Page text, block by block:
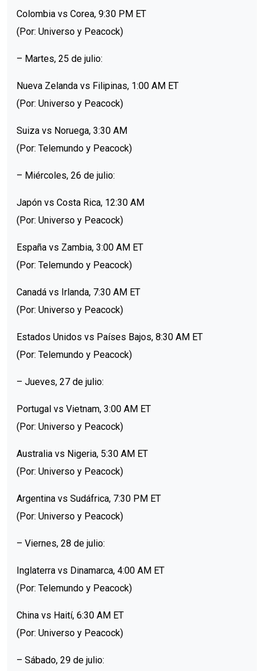
Colombia vs Corea, 9:30 PM ET
(Por: Universo y Peacock)
– Martes, 25 de julio:
Nueva Zelanda vs Filipinas, 1:00 AM ET
(Por: Universo y Peacock)
Suiza vs Noruega, 3:30 AM
(Por: Telemundo y Peacock)
– Miércoles, 26 de julio:
Japón vs Costa Rica, 12:30 AM
(Por: Universo y Peacock)
España vs Zambia, 3:00 AM ET
(Por: Telemundo y Peacock)
Canadá vs Irlanda, 7:30 AM ET
(Por: Universo y Peacock)
Estados Unidos vs Países Bajos, 8:30 AM ET
(Por: Telemundo y Peacock)
– Jueves, 27 de julio:
Portugal vs Vietnam, 3:00 AM ET
(Por: Universo y Peacock)
Australia vs Nigeria, 5:30 AM ET
(Por: Universo y Peacock)
Argentina vs Sudáfrica, 7:30 PM ET
(Por: Universo y Peacock)
– Viernes, 28 de julio:
Inglaterra vs Dinamarca, 4:00 AM ET
(Por: Telemundo y Peacock)
China vs Haití, 6:30 AM ET
(Por: Universo y Peacock)
– Sábado, 29 de julio: